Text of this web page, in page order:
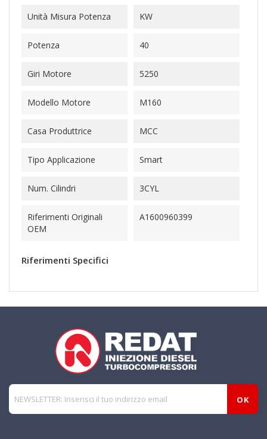
Unità Misura Potenza KW
Potenza 40
Giri Motore 5250
Modello Motore M160
Casa Produttrice MCC
Tipo Applicazione Smart
Num. Cilindri 3CYL
Riferimenti Originali
OEM
A1600960399
Riferimenti Specifici